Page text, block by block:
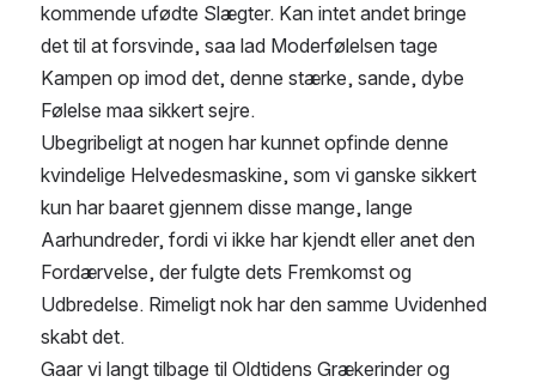
kommende ufødte Slægter. Kan intet andet bringe
det til at forsvinde, saa lad Moderfølelsen tage
Kampen op imod det, denne stærke, sande, dybe
Følelse maa sikkert sejre.
Ubegribeligt at nogen har kunnet opfinde denne
kvindelige Helvedesmaskine, som vi ganske sikkert
kun har baaret gjennem disse mange, lange
Aarhundreder, fordi vi ikke har kjendt eller anet den
Fordærvelse, der fulgte dets Fremkomst og
Udbredelse. Rimeligt nok har den samme Uvidenhed
skabt det.
Gaar vi langt tilbage til Oldtidens Grækerinder og